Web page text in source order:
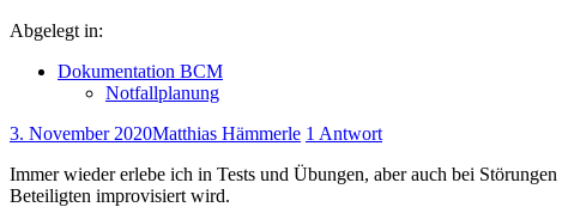
Abgelegt in:
Dokumentation BCM
Notfallplanung
3. November 2020Matthias Hämmerle 1 Antwort
Immer wieder erlebe ich in Tests und Übungen, aber auch bei
Beteiligten improvisiert wird.